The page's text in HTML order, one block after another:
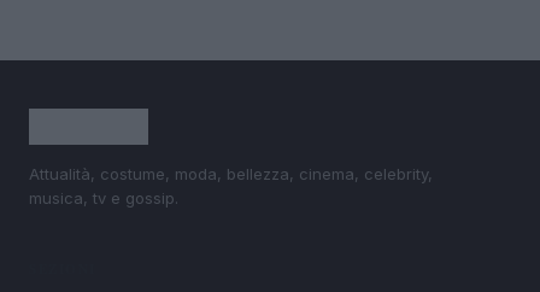
Attualità, costume, moda, bellezza, cinema, celebrity,
musica, tv e gossip.